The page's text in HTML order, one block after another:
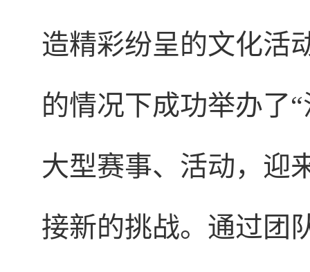
造精彩纷呈的文化活
的情况下成功举办了
大型赛事、活动，迎
接新的挑战。通过团